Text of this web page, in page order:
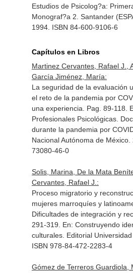
Estudios de Psicolog?a:
Monograf?a 2. Santander
1994. ISBN 84-600-9106-6
Capítulos en Libros
Martinez Cervantes, Rafael J.,
García Jiménez, María:
La seguridad de la evaluación
el reto de la pandemia por
una experiencia. Pag. 89-118.
Profesionales Psicológicas.
durante la pandemia por
Nacional Autónoma de
73080-46-0
Solis, Marina, De la Mata
Cervantes, Rafael J.:
Proceso migratorio y
mujeres marroquíes y
Dificultades de integración y
291-319. En: Construyendo
culturales. Editorial
ISBN 978-84-472-2283-4
Gómez de Terreros Guardiola,